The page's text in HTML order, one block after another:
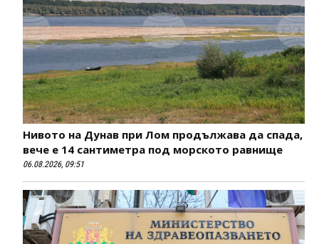
Нивото на Дунав при Лом продължава да спада,
вече е 14 сантиметра под морското равнище
06.08.2026, 09:51